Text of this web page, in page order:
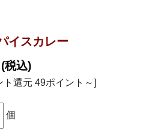
イスカレー
(税込)
ト還元 49ポイント～]
個